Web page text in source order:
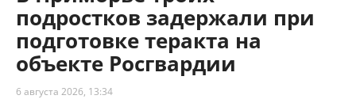
подростков задержали при
подготовке теракта на
объекте Росгвардии
6 августа 2026, 13:34